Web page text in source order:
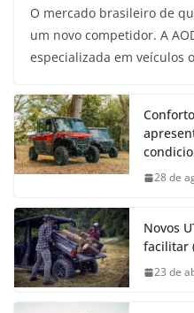
O mercado brasileiro de
um novo competidor. A
especializada em veículos
28 de
Novos
facilitar
23 de